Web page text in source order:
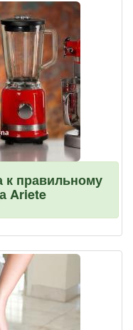
к правильному
Ariete